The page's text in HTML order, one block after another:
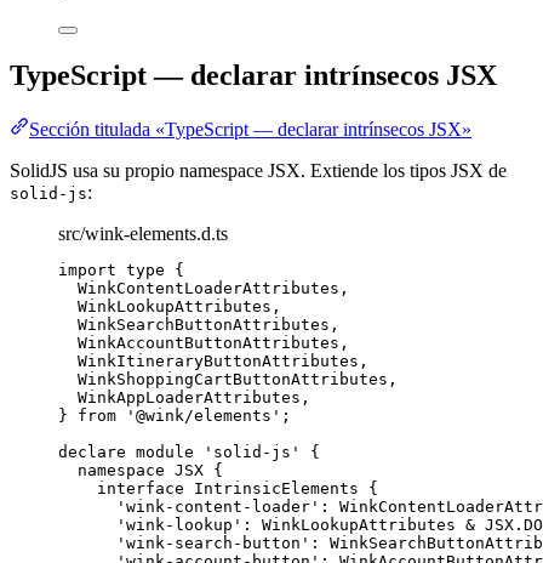
TypeScript — declarar intrínsecos JSX
Sección titulada «TypeScript — declarar intrínsecos JSX»
SolidJS usa su propio namespace JSX. Extiende los tipos JSX de
solid-js:
src/wink-elements.d.ts
import type {
WinkContentLoaderAttributes,
WinkLookupAttributes,
WinkSearchButtonAttributes,
WinkAccountButtonAttributes,
WinkItineraryButtonAttributes,
WinkShoppingCartButtonAttributes,
WinkAppLoaderAttributes,
} from ' @wink/elements ' ;
declare module ' solid-js '
{
namespace JSX {
interface IntrinsicElements {
' wink-content-loader ' :
' wink-lookup ' : WinkLookupAttributes & JSX .
' wink-search-button ' :